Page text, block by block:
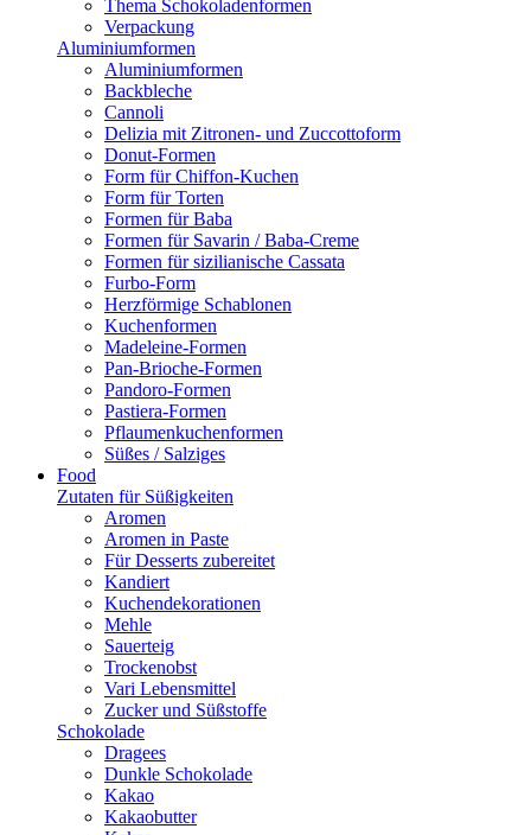
Thema Schokoladenformen
Verpackung
Aluminiumformen
Aluminiumformen
Backbleche
Cannoli
Delizia mit Zitronen- und Zuccottoform
Donut-Formen
Form für Chiffon-Kuchen
Form für Torten
Formen für Baba
Formen für Savarin / Baba-Creme
Formen für sizilianische Cassata
Furbo-Form
Herzförmige Schablonen
Kuchenformen
Madeleine-Formen
Pan-Brioche-Formen
Pandoro-Formen
Pastiera-Formen
Pflaumenkuchenformen
Süßes / Salziges
Food
Zutaten für Süßigkeiten
Aromen
Aromen in Paste
Für Desserts zubereitet
Kandiert
Kuchendekorationen
Mehle
Sauerteig
Trockenobst
Vari Lebensmittel
Zucker und Süßstoffe
Schokolade
Dragees
Dunkle Schokolade
Kakao
Kakaobutter